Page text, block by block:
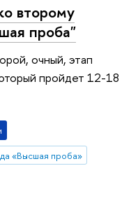
второму
проба"
очный, этап
пройдет 12-18
«Высшая проба»